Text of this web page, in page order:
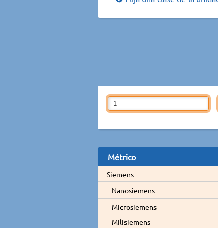
Métrico
Siemens
Nanosiemens
Microsiemens
Milisiemens